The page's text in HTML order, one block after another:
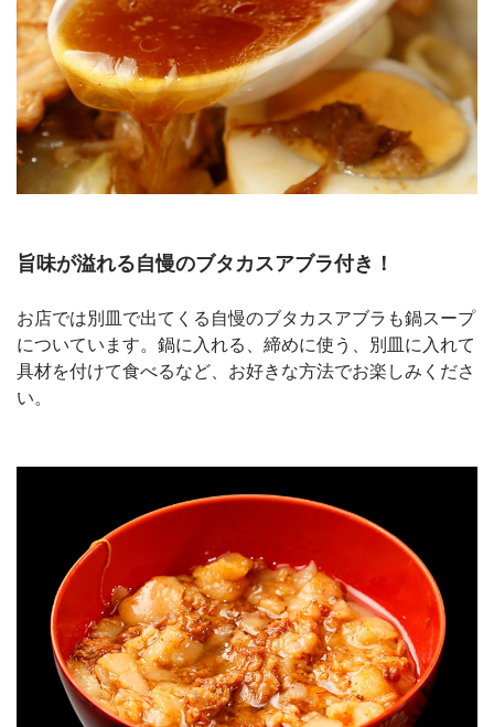
旨味が溢れる自慢のブタカスアブラ付き！
お店では別皿で出てくる自慢のブタカスアブラも鍋スープ
についています。鍋に入れる、締めに使う、別皿に入れて
具材を付けて食べるなど、お好きな方法でお楽しみくださ
い。